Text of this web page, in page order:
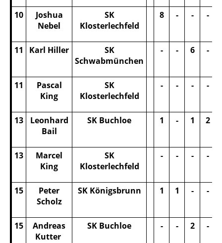
10
Joshua
Nebel
SK
Klosterlechfeld
8 - - -
11 Karl Hiller
SK
Schwabmünchen
- - 6 -
11
Pascal
King
SK
Klosterlechfeld
- - - -
13
Leonhard
Bail
SK Buchloe 1 - 1 2
13
Marcel
King
SK
Klosterlechfeld
- - - -
15
Peter
Scholz
SK Königsbrunn 1 1 - -
15
Andreas
Kutter
SK Buchloe - - 2 -